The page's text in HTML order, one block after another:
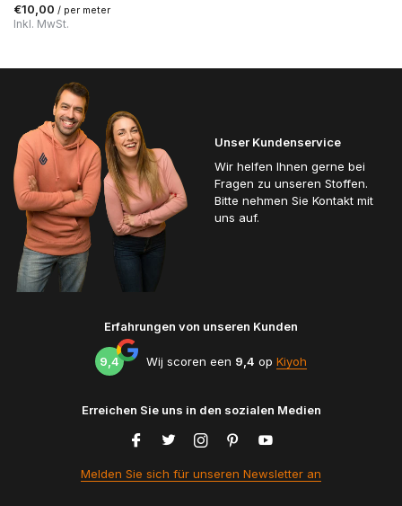
€10,00 / per meter
Inkl. MwSt.
Unser Kundenservice
Wir helfen Ihnen gerne bei
Fragen zu unseren Stoffen.
Bitte nehmen Sie Kontakt mit
uns auf.
Erfahrungen von unseren Kunden
9,4 Wij scoren een 9,4 op Kiyoh
Erreichen Sie uns in den sozialen Medien
Melden Sie sich für unseren Newsletter an